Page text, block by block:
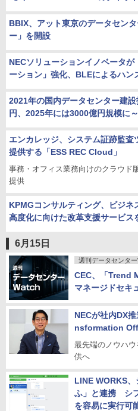
BBIX、アット東京のデータセン
ー」を開設
NECソリューションイノベータ
ーション」強化、BLEによるハン
2021年の国内データセンター建
円、2025年には3000億円規模に
エンカレッジ、システム証跡監
提供する「ESS REC Cloud」
事務・オフィス業務向けのクラウド
提供
KPMGコンサルティング、ビジネ
高度化に向けた改革支援サービス
6月15日
週刊データセンタ
CEC、「Trend
マネージドセキ
NECが社内DX
nsformation
最先端のノウハ
供へ
LINE WORKS
ふ」と連携 シ
を容易に実行可